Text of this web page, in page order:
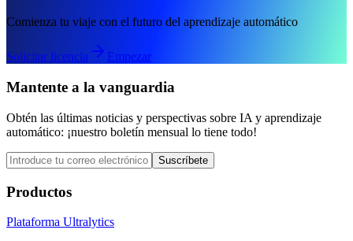
Comienza tu viaje con el futuro del aprendizaje automático
Solicitar licencia Empezar
Mantente a la vanguardia
Obtén las últimas noticias y perspectivas sobre IA y aprendizaje
automático: ¡nuestro boletín mensual lo tiene todo!
Suscríbete
Productos
Plataforma Ultralytics